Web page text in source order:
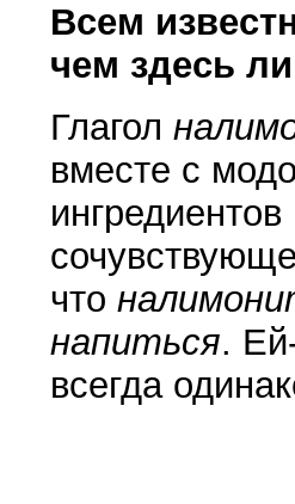
Всем
чем здесь
Глагол
вместе с
что
напиться.
всегда